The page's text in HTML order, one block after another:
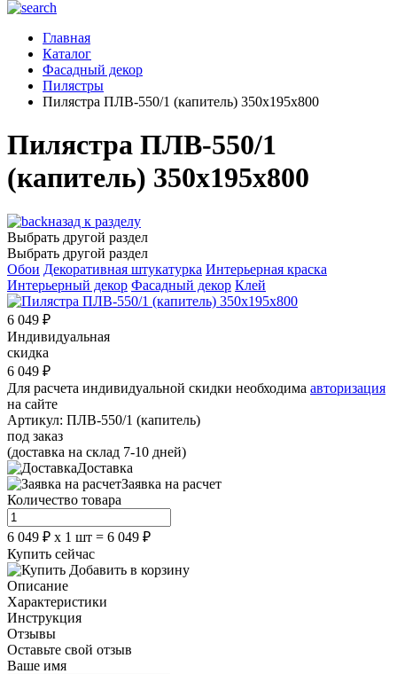
Главная
Каталог
Фасадный декор
Пилястры
Пилястра ПЛВ-550/1 (капитель) 350х195х800
Пилястра ПЛВ-550/1
(капитель) 350х195х800
назад к разделу
Выбрать другой раздел
Выбрать другой раздел
Обои Декоративная штукатурка Интерьерная краска
Интерьерный декор Фасадный декор Клей
6 049 ₽
Индивидуальная
скидка
6 049 ₽
Для расчета индивидуальной скидки необходима авторизация
на сайте
Артикул: ПЛВ-550/1 (капитель)
под заказ
(доставка на склад 7-10 дней)
Доставка
Заявка на расчет
Количество товара
6 049 ₽ х 1 шт = 6 049 ₽
Купить сейчас
Добавить в корзину
Описание
Характеристики
Инструкция
Отзывы
Оставьте свой отзыв
Ваше имя